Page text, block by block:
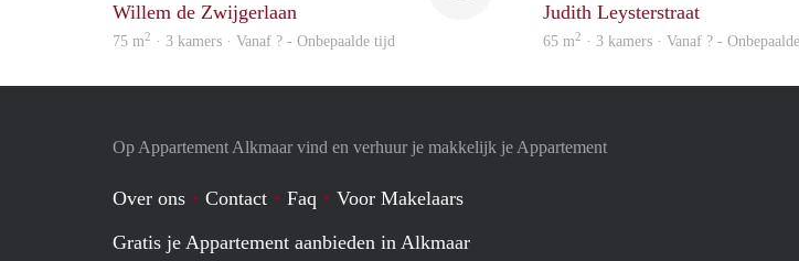
Willem de Zwijgerlaan
75 m2 · 3 kamers · Vanaf ? - Onbepaalde tijd
Judith Leysterstraat
65 m2 · 3 kamers · Vanaf ? -
Op Appartement Alkmaar vind en verhuur je makkelijk je Appartement
Over ons Contact Faq
Voor Makelaars
Gratis je Appartement aanbieden in Alkmaar